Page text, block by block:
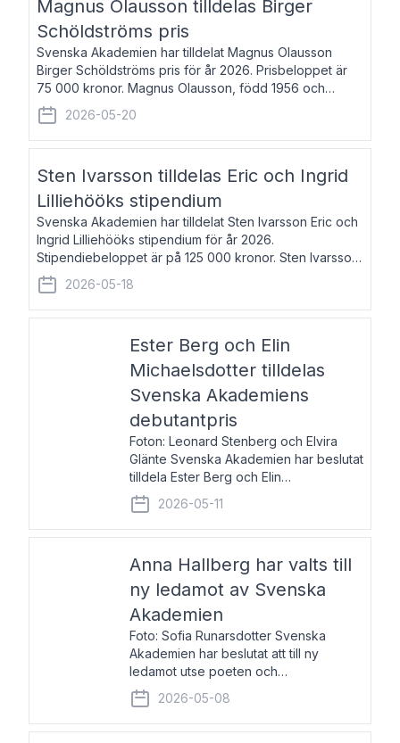
Magnus Olausson tilldelas Birger
Schöldströms pris
Svenska Akademien har tilldelat Magnus Olausson
Birger Schöldströms pris för år 2026. Prisbeloppet är
75 000 kronor. Magnus Olausson, född 1956 och
bosatt i Stockholm, är konstvetare, museiman och
hovman. Han disputerade 1993 vid Uppsala un
2026-05-20
Sten Ivarsson tilldelas Eric och Ingrid
Lilliehööks stipendium
Svenska Akademien har tilldelat Sten Ivarsson Eric och
Ingrid Lilliehööks stipendium för år 2026.
Stipendiebeloppet är på 125 000 kronor. Sten Ivarsson,
född 1979, är mediateksamordnare vid
Söderslättsgymnasiet i Trelleborg. Här har han på
2026-05-18
Ester Berg och Elin
Michaelsdotter tilldelas
Svenska Akademiens
debutantpris
Foton: Leonard Stenberg och Elvira
Glänte Svenska Akademien har beslutat
tilldela Ester Berg och Elin
Michaelsdotter Svenska Akademiens
debutantpris för år 2026. Priset är
nyinstiftat och syftar till att lyfta fram
2026-05-11
Anna Hallberg har valts till
ny ledamot av Svenska
Akademien
Foto: Sofia Runarsdotter Svenska
Akademien har beslutat att till ny
ledamot utse poeten och
litteraturkritikern Anna Hallberg. Hon
efterträder poeten Tua Forsström på
stol 18 och kommer att ta sitt inträde vid
2026-05-08